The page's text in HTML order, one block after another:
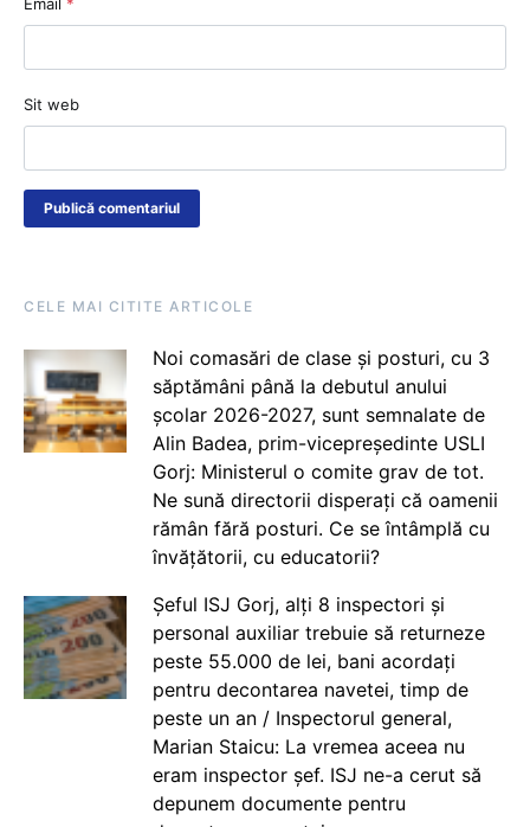
Sit web
CELE MAI CITITE ARTICOLE
Noi comasări de clase și posturi, cu 3
săptămâni până la debutul anului
școlar 2026-2027, sunt semnalate de
Alin Badea, prim-vicepreședinte USLI
Gorj: Ministerul o comite grav de tot.
Ne sună directorii disperați că oamenii
rămân fără posturi. Ce se întâmplă cu
învățătorii, cu educatorii?
Șeful ISJ Gorj, alți 8 inspectori și
personal auxiliar trebuie să returneze
peste 55.000 de lei, bani acordați
pentru decontarea navetei, timp de
peste un an / Inspectorul general,
Marian Staicu: La vremea aceea nu
eram inspector șef. ISJ ne-a cerut să
depunem documente pentru